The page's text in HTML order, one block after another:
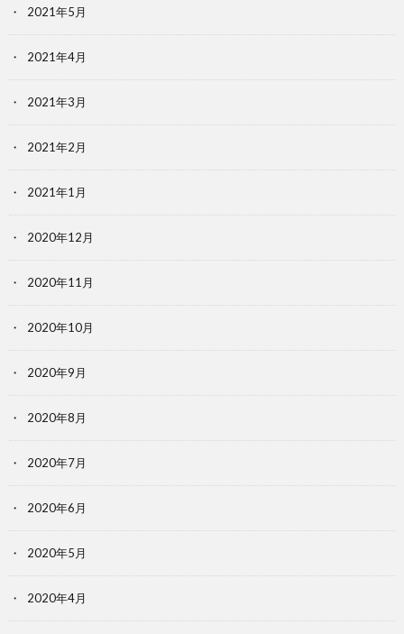
2021年5月
2021年4月
2021年3月
2021年2月
2021年1月
2020年12月
2020年11月
2020年10月
2020年9月
2020年8月
2020年7月
2020年6月
2020年5月
2020年4月